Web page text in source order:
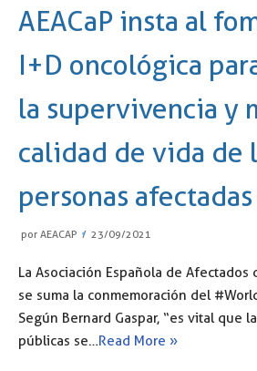
AEACaP insta al
I+D oncológica
la supervivencia y
calidad de vida de
personas
por AEACAP 23/09/2021
La Asociación Española de Afectados
se suma la conmemoración del
Según Bernard Gaspar, “es vital que
públicas se…Read More »